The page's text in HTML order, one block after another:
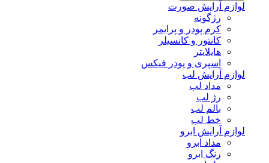
لوازم آرایش صورت
رژگونه
کرم پودر و پرایمر
کانتور و کانسیلر
هایلایتر
اسپری و پودر فیکس
لوازم آرایش لب
مداد لب
رژ لب
بالم لب
خط لب
لوازم آرایش ابرو
مداد ابرو
رنگ ابرو